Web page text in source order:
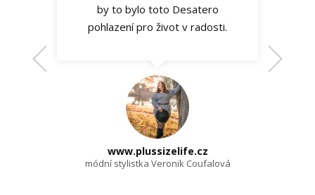
by to bylo toto Desatero
pohlazení pro život v radosti.
www.plussizelife.cz
módní stylistka Veronik Coufalová